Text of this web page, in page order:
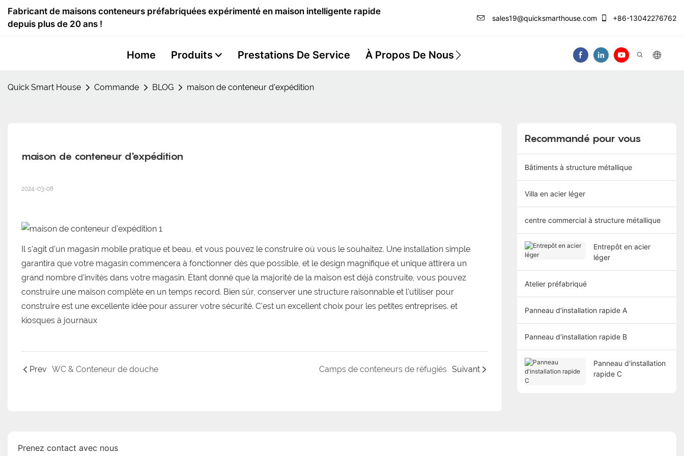
Fabricant de maisons conteneurs préfabriquées expérimenté en maison intelligente rapide
depuis plus de 20 ans !
sales19@quicksmarthouse.com +86-13042276762
Home Produits Prestations De Service À Propos De Nous Nous Contacter Vidéo
Quick Smart House Commande BLOG maison de conteneur d'expédition
maison de conteneur d'expédition
2024-03-08
Il s'agit d'un magasin mobile pratique et beau, et vous pouvez le construire où vous le souhaitez. Une installation simple
garantira que votre magasin commencera à fonctionner dès que possible, et le design magnifique et unique attirera un
grand nombre d'invités dans votre magasin. Étant donné que la majorité de la maison est déjà construite, vous pouvez
construire une maison complète en un temps record. Bien sûr, conserver une structure raisonnable et l'utiliser pour
construire est une excellente idée pour assurer votre sécurité. C'est un excellent choix pour les petites entreprises. et
kiosques à journaux
Prev WC & Conteneur de douche Camps de conteneurs de réfugiés Suivant
Recommandé pour vous
Bâtiments à structure métallique
Villa en acier léger
centre commercial à structure métallique
Entrepôt en acier
léger
Atelier préfabriqué
Panneau d'installation rapide A
Panneau d'installation rapide B
Panneau d'installation
rapide C
Prenez contact avec nous